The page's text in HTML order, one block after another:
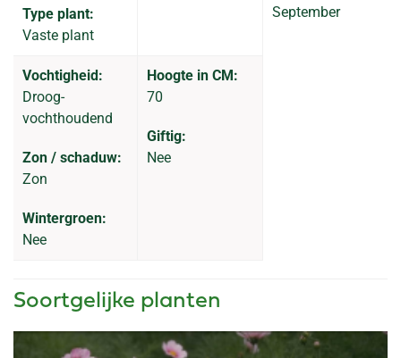
Type plant:
Vaste plant
September
Vochtigheid:
Droog-
vochthoudend
Zon / schaduw:
Zon
Wintergroen:
Nee
Hoogte in CM:
70
Giftig:
Nee
Soortgelijke planten